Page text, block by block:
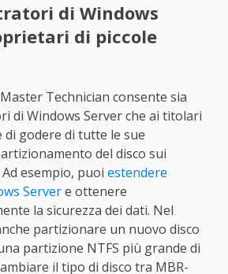
di Windows
di piccole
Technician consente sia
di Windows Server che ai titolari
di godere di tutte le sue
del disco sui
esempio, puoi estendere
Servere ottenere
la sicurezza dei dati. Nel
partizionare un nuovo disco
partizione NTFS più grande di
il tipo di disco tra MBR-